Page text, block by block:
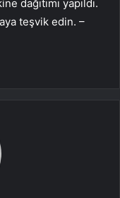
dağıtımı yapıldı.
teşvik edin. –